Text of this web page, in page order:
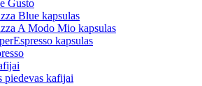
Gusto
Blue kapsulas
A Modo Mio kapsulas
kapsulas
piedevas kafijai